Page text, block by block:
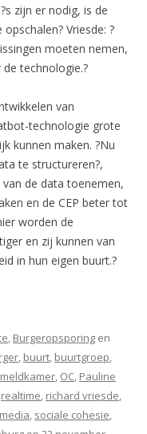
zijn er nodig, is de
Vriesde: ?
moeten nemen,
technologie.?
van
technologie grote
kunnen maken. ?Nu
te structureren?,
de data toenemen,
en de CEP beter tot
worden de
en zij kunnen van
in hun eigen buurt.?
, Burgeropsporing en
, buurt, buurtgroep,
meldkamer, OC, Pauline
realtime, richard vriesde,
, sociale cohesie,